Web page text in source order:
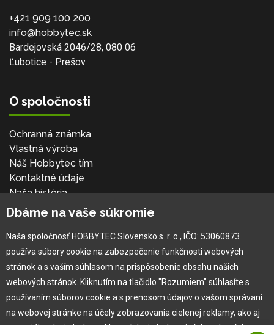
+421 909 100 200
info@hobbytec.sk
Bardejovská 2046/28, 080 06
Ľubotice - Prešov
O spoločnosti
Ochranná známka
Vlastná výroba
Náš Hobbytec tím
Kontaktné údaje
Naša história
Kariéra
Pre zákazníka
Garancia najlepšej ceny
Užívateľský manuál
Obchodné podmienky
Zákazník & partner
Dbáme na vaše súkromie
Naša spoločnosť HOBBYTEC Slovensko s. r. o., IČO: 53060873
používa súbory cookie na zabezpečenie funkčnosti webových
stránok a s vaším súhlasom na prispôsobenie obsahu našich
webových stránok. Kliknutím na tlačidlo "Rozumiem" súhlasíte s
používaním súborov cookie a s prenosom údajov o vašom správaní
na webovej stránke na účely zobrazovania cielenej reklamy, ako aj
na sociálnych sieťach a reklamných sieťach na iných webových